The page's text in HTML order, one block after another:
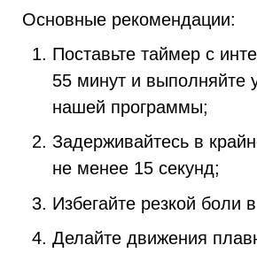
Основные рекомендации:
Поставьте таймер с
55 минут и выполняйте
нашей программы;
Задерживайтесь в
не менее 15 секунд;
Избегайте резкой боли
Делайте движения